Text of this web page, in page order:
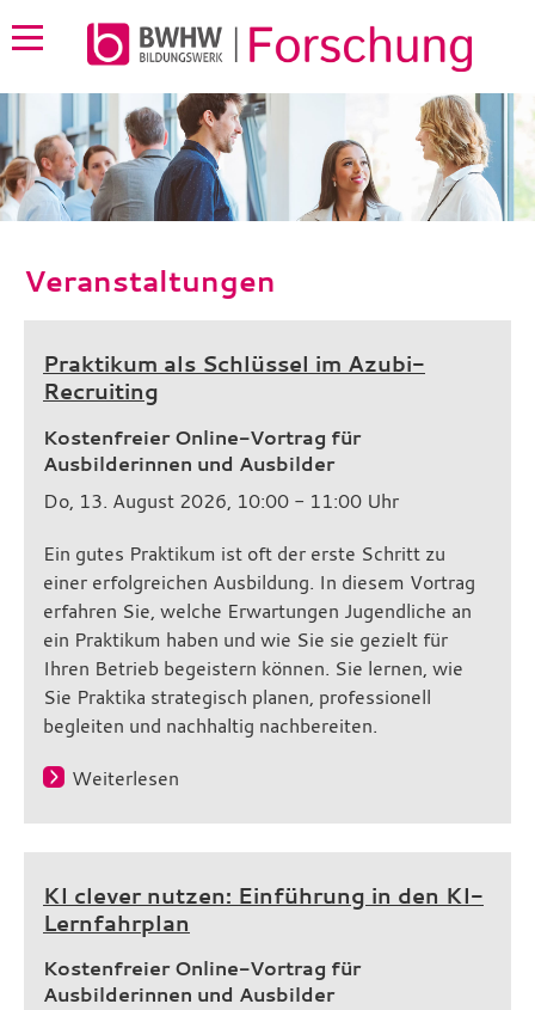
Veranstaltungen
Praktikum als Schlüssel im Azubi-
Recruiting
Kostenfreier Online-Vortrag für
Ausbilderinnen und Ausbilder
Do, 13. August 2026, 10:00 - 11:00 Uhr
Ein gutes Praktikum ist oft der erste Schritt zu
einer erfolgreichen Ausbildung. In diesem Vortrag
erfahren Sie, welche Erwartungen Jugendliche an
ein Praktikum haben und wie Sie sie gezielt für
Ihren Betrieb begeistern können. Sie lernen, wie
Sie Praktika strategisch planen, professionell
begleiten und nachhaltig nachbereiten.
Weiterlesen
KI clever nutzen: Einführung in den KI-
Lernfahrplan
Kostenfreier Online-Vortrag für
Ausbilderinnen und Ausbilder